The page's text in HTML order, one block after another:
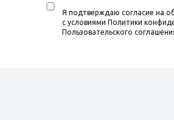
Я подтверждаю согласие на
с условиями Политики
Пользовательского